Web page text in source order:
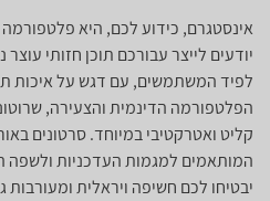
אינסטגרם, כידוע לכם, היא פלטפורמה
יודעים לייצר עבורכם תוכן חזותי
לפיד המשתמשים, עם דגש על איכות
הפלטפורמה הדינמית והצעירה,
המותאמים למגמות העדכניות ולשפה
יבטיחו לכם חשיפה ויראלית